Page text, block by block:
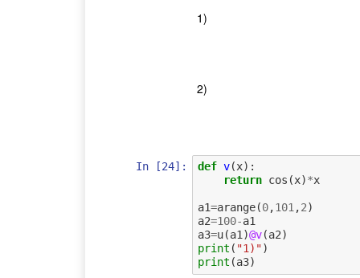
1)
2)
In [24]: def v(x):
return cos (x)*x
a1=arange(0,101,2)
a2=100-a1
a3=u(a1)@v(a2)
print ( "1)")
print (a3)